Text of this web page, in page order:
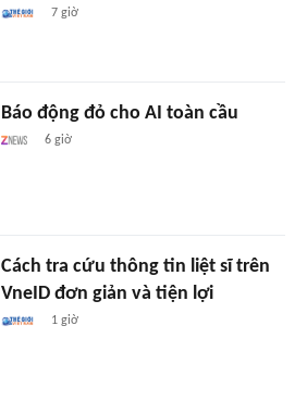
7 giờ
Báo động đỏ cho AI toàn cầu
6 giờ
Cách tra cứu thông tin liệt sĩ trên
VneID đơn giản và tiện lợi
1 giờ